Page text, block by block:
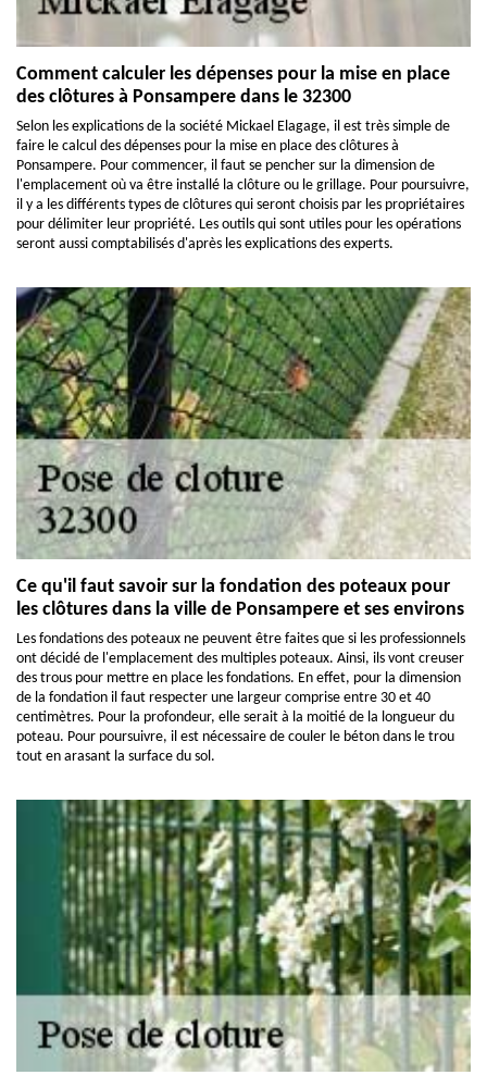
Comment calculer les dépenses pour la mise en place
des clôtures à Ponsampere dans le 32300
Selon les explications de la société Mickael Elagage, il est très simple de
faire le calcul des dépenses pour la mise en place des clôtures à
Ponsampere. Pour commencer, il faut se pencher sur la dimension de
l'emplacement où va être installé la clôture ou le grillage. Pour poursuivre,
il y a les différents types de clôtures qui seront choisis par les propriétaires
pour délimiter leur propriété. Les outils qui sont utiles pour les opérations
seront aussi comptabilisés d'après les explications des experts.
Ce qu'il faut savoir sur la fondation des poteaux pour
les clôtures dans la ville de Ponsampere et ses environs
Les fondations des poteaux ne peuvent être faites que si les professionnels
ont décidé de l'emplacement des multiples poteaux. Ainsi, ils vont creuser
des trous pour mettre en place les fondations. En effet, pour la dimension
de la fondation il faut respecter une largeur comprise entre 30 et 40
centimètres. Pour la profondeur, elle serait à la moitié de la longueur du
poteau. Pour poursuivre, il est nécessaire de couler le béton dans le trou
tout en arasant la surface du sol.